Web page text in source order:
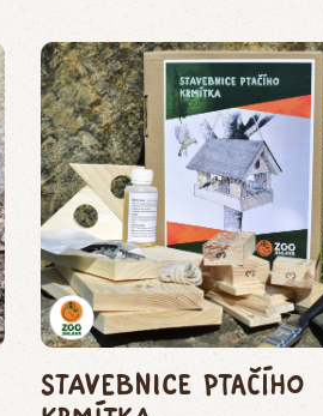
Stavebnice ptačího